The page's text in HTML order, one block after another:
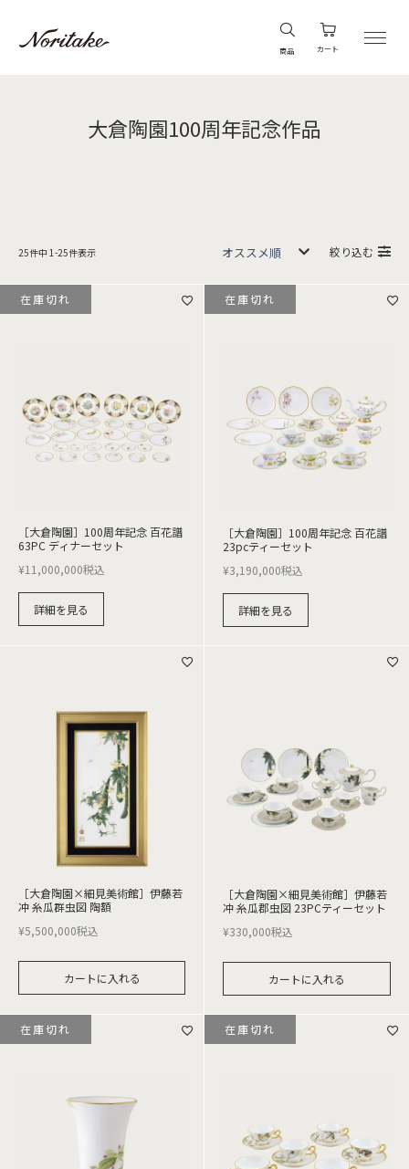
商品 カート
大倉陶園100周年記念作品
25件中 1 -25件表示 絞り込む
［大倉陶園］100周年記念 百花譜
63PC ディナーセット
¥11,000,000税込
詳細を見る
在庫切れ
［大倉陶園］100周年記念 百花譜
23pcティーセット
¥3,190,000税込
詳細を見る
在庫切れ
［大倉陶園×細見美術館］伊藤若
冲 糸瓜群虫図 陶額
¥5,500,000税込
カートに入れる
［大倉陶園×細見美術館］伊藤若
冲 糸瓜郡虫図 23PCティーセット
¥330,000税込
カートに入れる
在庫切れ 在庫切れ